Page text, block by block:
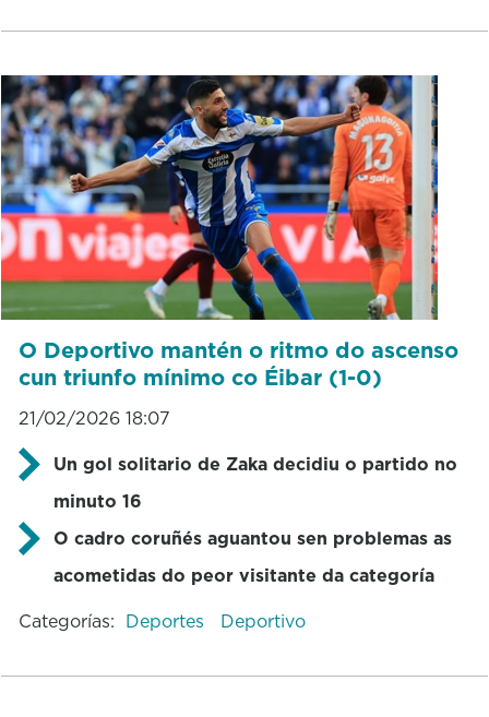
O Deportivo mantén o ritmo do ascenso
cun triunfo mínimo co Éibar (1-0)
21/02/2026 18:07
Un gol solitario de Zaka decidiu o partido no
minuto 16
O cadro coruñés aguantou sen problemas as
acometidas do peor visitante da categoría
Categorías: Deportes Deportivo